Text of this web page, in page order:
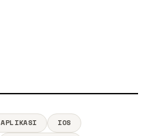
APLIKASI
IOS